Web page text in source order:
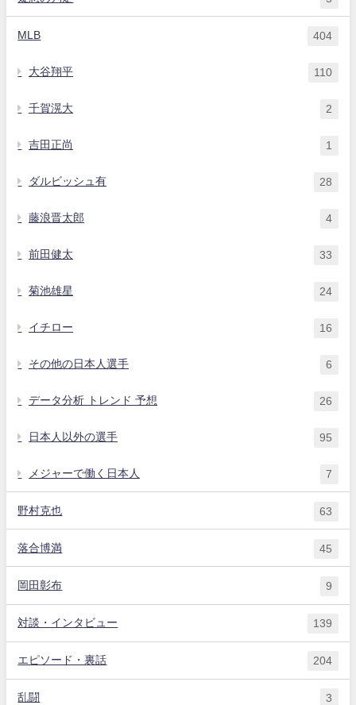
MLB 404
大谷翔平 110
千賀滉大 2
吉田正尚 1
ダルビッシュ有 28
藤浪晋太郎 4
前田健太 33
菊池雄星 24
イチロー 16
その他の日本人選手 6
データ分析 トレンド 予想 26
日本人以外の選手 95
メジャーで働く日本人 7
野村克也 63
落合博満 45
岡田彰布 9
対談・インタビュー 139
エピソード・裏話 204
乱闘 3